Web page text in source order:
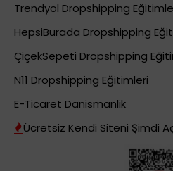
Trendyol Dropshipping
HepsiBurada Dropshipping
ÇiçekSepeti Dropshipping
N11 Dropshipping Eğitimleri
E-Ticaret Danismanlik
Ücretsiz Kendi Siteni Şimdi